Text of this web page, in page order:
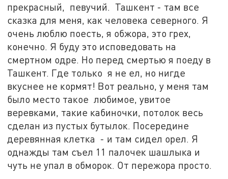
прекрасный, певучий. Ташкент - там все
сказка для меня, как человека северного. Я
очень люблю поесть, я обжора, это грех,
конечно. Я буду это исповедовать на
смертном одре. Но перед смертью я поеду в
Ташкент. Где только я не ел, но нигде
вкуснее не кормят! Вот реально, у меня там
было место такое любимое, увитое
веревками, такие кабиночки, потолок весь
сделан из пустых бутылок. Посередине
деревянная клетка - и там сидел орел. Я
однажды там съел 11 палочек шашлыка и
чуть не упал в обморок. От пережора просто.